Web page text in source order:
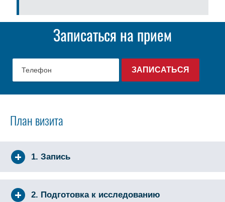
Записаться на прием
План визита
1. Запись
2. Подготовка к исследованию